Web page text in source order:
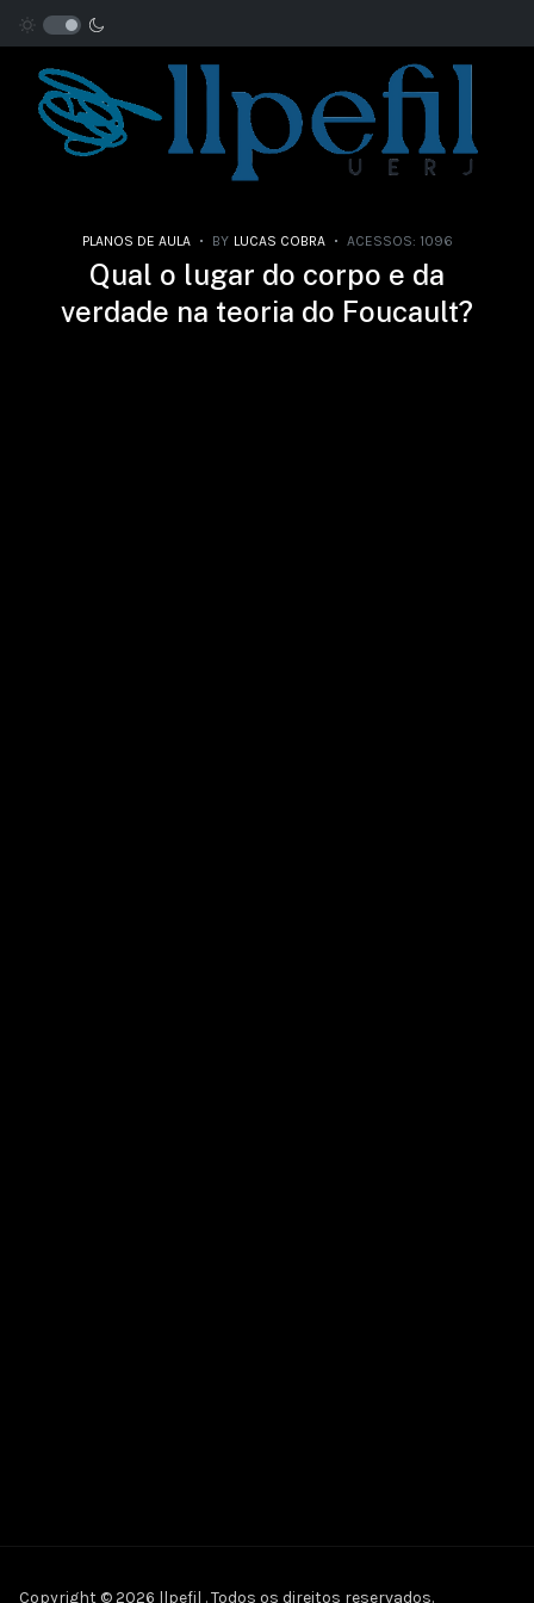
PLANOS DE AULA BY LUCAS COBRA ACESSOS: 1096
Qual o lugar do corpo e da
verdade na teoria do Foucault?
Copyright © 2026 llpefil . Todos os direitos reservados.